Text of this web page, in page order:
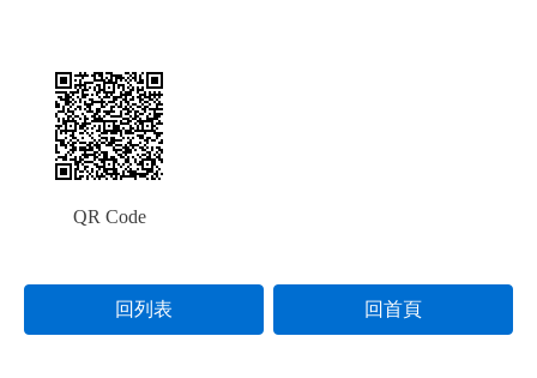
QR Code
回列表 回首頁